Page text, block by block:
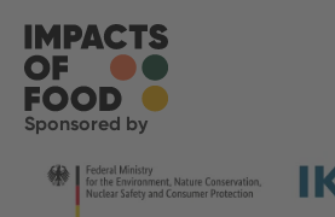
Sponsored by